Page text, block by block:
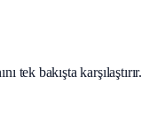
tek bakışta karşılaştırır.